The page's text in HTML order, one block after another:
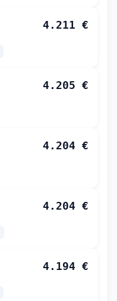
4.211 €
4.205 €
4.204 €
4.204 €
4.194 €